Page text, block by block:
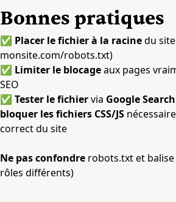
Bonnes pratiques
✅ Placer le fichier à la racinedu
monsite.com/robots.txt)
✅ Limiter le blocageaux pages
SEO
✅ Tester le fichiervia Google
bloquer les fichiers CSS/JS
correct du site
Ne pas confondre robots.txt et balise
rôles différents)